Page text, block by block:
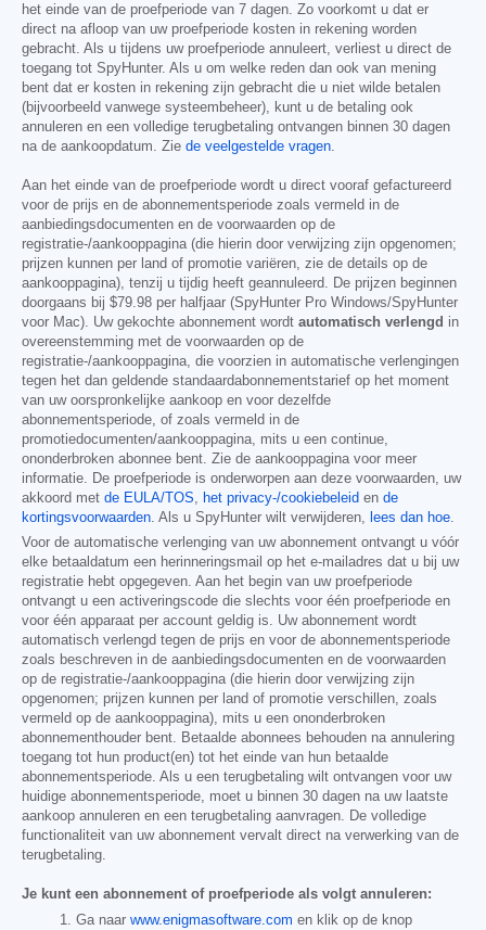
het einde van de proefperiode van 7 dagen. Zo voorkomt u dat er
direct na afloop van uw proefperiode kosten in rekening worden
gebracht. Als u tijdens uw proefperiode annuleert, verliest u direct de
toegang tot SpyHunter. Als u om welke reden dan ook van mening
bent dat er kosten in rekening zijn gebracht die u niet wilde betalen
(bijvoorbeeld vanwege systeembeheer), kunt u de betaling ook
annuleren en een volledige terugbetaling ontvangen binnen 30 dagen
na de aankoopdatum. Zie de veelgestelde vragen
Aan het einde van de proefperiode wordt u direct vooraf gefactureerd
voor de prijs en de abonnementsperiode zoals vermeld in de
aanbiedingsdocumenten en de voorwaarden op de
registratie-/aankooppagina (die hierin door verwijzing zijn opgenomen;
prijzen kunnen per land of promotie variëren, zie de details op de
aankooppagina), tenzij u tijdig heeft geannuleerd. De prijzen beginnen
doorgaans bij $79.98 per halfjaar (SpyHunter Pro Windows/SpyHunter
voor Mac). Uw gekochte abonnement wordt automatisch verlengd in
overeenstemming met de voorwaarden op de
registratie-/aankooppagina, die voorzien in automatische verlengingen
tegen het dan geldende standaardabonnementstarief op het moment
van uw oorspronkelijke aankoop en voor dezelfde
abonnementsperiode, of zoals vermeld in de
promotiedocumenten/aankooppagina, mits u een continue,
ononderbroken abonnee bent. Zie de aankooppagina voor meer
informatie. De proefperiode is onderworpen aan deze voorwaarden, uw
akkoord met de EULA/TOS het privacy-/cookiebeleid en de
kortingsvoorwaarden . Als u SpyHunter wilt verwijderen, lees dan hoe
Voor de automatische verlenging van uw abonnement ontvangt u vóór
elke betaaldatum een herinneringsmail op het e-mailadres dat u bij uw
registratie hebt opgegeven. Aan het begin van uw proefperiode
ontvangt u een activeringscode die slechts voor één proefperiode en
voor één apparaat per account geldig is. Uw abonnement wordt
automatisch verlengd tegen de prijs en voor de abonnementsperiode
zoals beschreven in de aanbiedingsdocumenten en de voorwaarden
op de registratie-/aankooppagina (die hierin door verwijzing zijn
opgenomen; prijzen kunnen per land of promotie verschillen, zoals
vermeld op de aankooppagina), mits u een ononderbroken
abonnementhouder bent. Betaalde abonnees behouden na annulering
toegang tot hun product(en) tot het einde van hun betaalde
abonnementsperiode. Als u een terugbetaling wilt ontvangen voor uw
huidige abonnementsperiode, moet u binnen 30 dagen na uw laatste
aankoop annuleren en een terugbetaling aanvragen. De volledige
functionaliteit van uw abonnement vervalt direct na verwerking van de
terugbetaling.
Je kunt een abonnement of proefperiode als volgt annuleren:
Ga naar www.enigmasoftware.com en klik op de knop